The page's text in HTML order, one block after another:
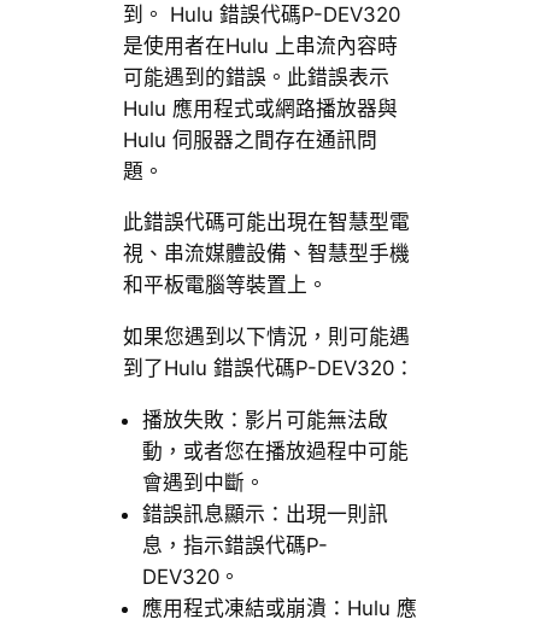
到。 Hulu 錯誤代碼P-DEV320
是使用者在Hulu 上串流內容時
可能遇到的錯誤。此錯誤表示
Hulu 應用程式或網路播放器與
Hulu 伺服器之間存在通訊問
題。
此錯誤代碼可能出現在智慧型電
視、串流媒體設備、智慧型手機
和平板電腦等裝置上。
如果您遇到以下情況，則可能遇
到了Hulu 錯誤代碼P-DEV320：
播放失敗：影片可能無法啟
動，或者您在播放過程中可能
會遇到中斷。
錯誤訊息顯示：出現一則訊
息，指示錯誤代碼P-
DEV320。
應用程式凍結或崩潰：Hulu 應